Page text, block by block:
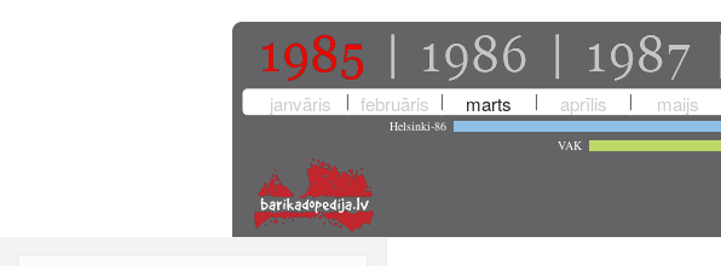
janvāris februāris marts aprīlis maijs
Helsinki-86
VAK